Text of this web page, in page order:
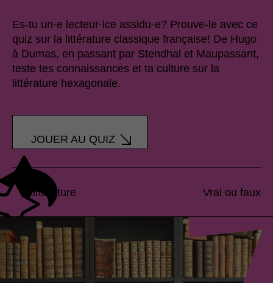
Es-tu un·e lecteur·ice assidu·e? Prouve-le avec ce
quiz sur la littérature classique française! De Hugo
à Dumas, en passant par Stendhal et Maupassant,
teste tes connaissances et ta culture sur la
littérature hexagonale.
JOUER AU QUIZ
Littérature Vrai ou faux